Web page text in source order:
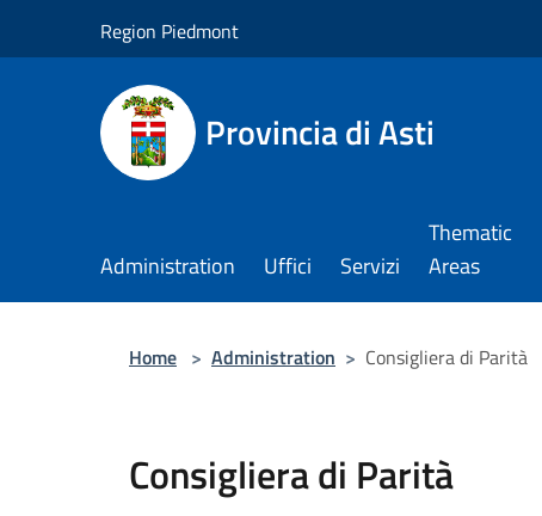
Region Piedmont
Provincia di Asti
Administration Uffici Servizi
Thematic
Areas
Home > Administration > Consigliera di Parità
Consigliera di Parità